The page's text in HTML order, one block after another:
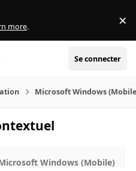
more. ×
Se connecter
Microsoft Windows
Windows (Mobile)